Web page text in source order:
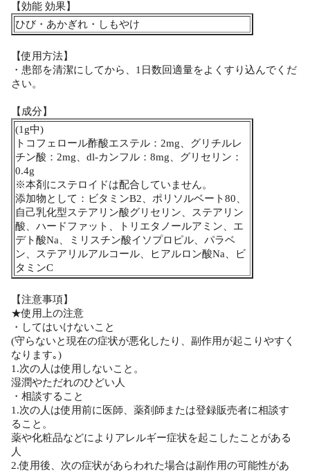
【効能 効果】
ひび・あかぎれ・しもやけ
【使用方法】
・患部を清潔にしてから、1日数回適量をよくすり込んでくだ
さい。
【成分】
(1g中)
トコフェロール酢酸エステル：2mg、グリチルレ
チン酸：2mg、dl-カンフル：8mg、グリセリン：
0.4g
※本剤にステロイドは配合していません。
添加物として：ビタミンB2、ポリソルベート80、
自己乳化型ステアリン酸グリセリン、ステアリン
酸、ハードファット、トリエタノールアミン、エ
デト酸Na、ミリスチン酸イソプロピル、パラベ
ン、ステアリルアルコール、ヒアルロン酸Na、ビ
タミンC
【注意事項】
★使用上の注意
・してはいけないこと
(守らないと現在の症状が悪化したり、副作用が起こりやすく
なります｡)
1.次の人は使用しないこと。
湿潤やただれのひどい人
・相談すること
1.次の人は使用前に医師、薬剤師または登録販売者に相談す
ること。
薬や化粧品などによりアレルギー症状を起こしたことがある
人
2.使用後、次の症状があらわれた場合は副作用の可能性があ